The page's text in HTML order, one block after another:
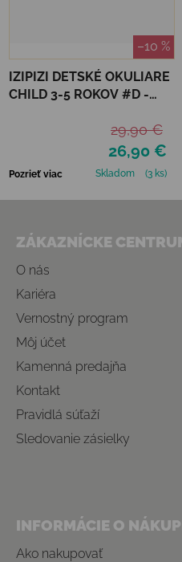
–10 %
IZIPIZI DETSKÉ OKULIARE
CHILD 3-5 ROKOV #D -
26,90 €
29,90 €
Pozrieť viac Skladom (3 ks)
ZÁKAZNÍCKE
O nás
Kariéra
Vernostný program
Môj účet
Kamenná predajňa
Kontakt
Pravidlá súťaží
Sledovanie zásielky
INFORMÁCIE O
Ako nakupovať